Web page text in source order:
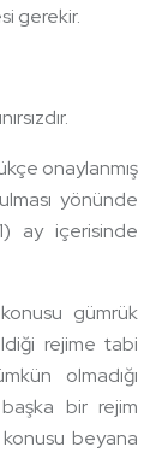
gerekir.
onaylanmış
yönünde
ay içerisinde
gümrük
rejime tabi
olmadığı
bir rejim
beyana